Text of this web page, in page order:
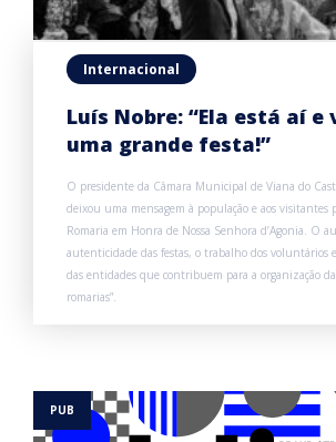
Internacional
Luís Nobre: “Ela está aí e
uma grande festa!”
O presidente da Câmara Municipal de Viana do
deixou uma mensagem à população e aos visitantes
Romaria em Honra de Nossa Senhora d’Agonia. O
autenticidade das festas, o trabalho dos voluntários
das entidades que contribuem para a organização
romarias”.